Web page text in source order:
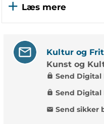
Læs mere
Kultur og
Kunst og
lock Send Digital
lock Send Digital
mail Send sikker